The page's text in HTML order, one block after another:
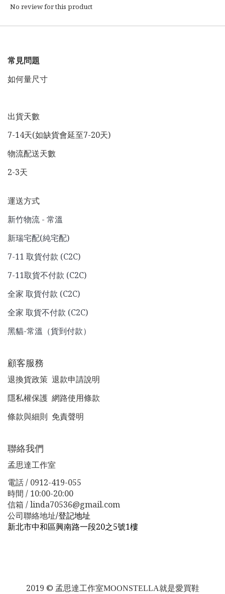
No review for this product
常見問題
如何量尺寸
出貨天數
7-14天(如缺貨會延至7-20天)
物流配送天數
2-3天
運送方式
新竹物流 - 常溫
新瑞宅配(純宅配)
7-11 取貨付款 (C2C)
7-11取貨不付款 (C2C)
全家 取貨付款 (C2C)
全家 取貨不付款 (C2C)
黑貓-常溫（貨到付款）
顧客服務
退換貨政策 退款申請說明
隱私權保護 網路使用條款
條款與細則 免責聲明
聯絡我們
孟思達工作室
電話 / 0912-419-055
時間 / 10:00-20:00
信箱 / linda70536@gmail.com
公司聯絡地址/登記地址
新北市中和區興南路一段20之5號1樓
2019 © 孟思達工作室MOONSTELLA就是愛買鞋